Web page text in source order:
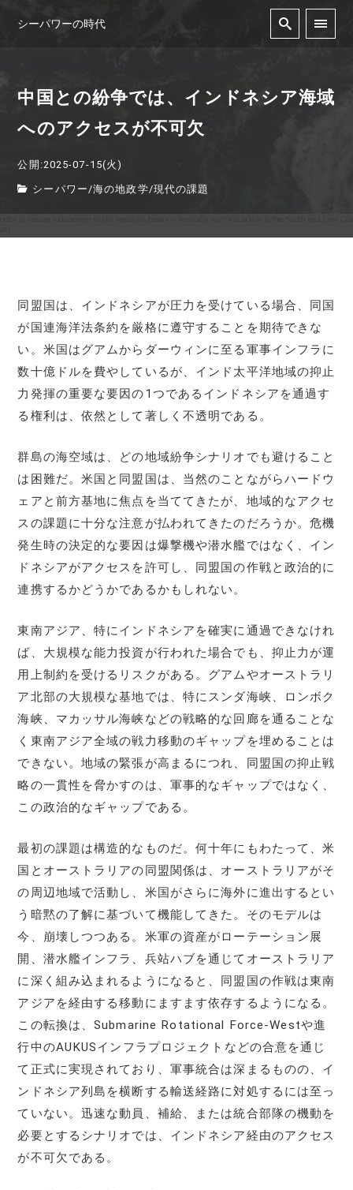
シーパワーの時代
中国との紛争では、インドネシア海域
へのアクセスが不可欠
公開:2025-07-15(火)
シーパワー /海の地政学/現代の課題
同盟国は、インドネシアが圧力を受けている場合、同国
が国連海洋法条約を厳格に遵守することを期待できな
い。米国はグアムからダーウィンに至る軍事インフラに
数十億ドルを費やしているが、インド太平洋地域の抑止
力発揮の重要な要因の1つであるインドネシアを通過す
る権利は、依然として著しく不透明である。
群島の海空域は、どの地域紛争シナリオでも避けること
は困難だ。米国と同盟国は、当然のことながらハードウ
ェアと前方基地に焦点を当ててきたが、地域的なアクセ
スの課題に十分な注意が払われてきたのだろうか。危機
発生時の決定的な要因は爆撃機や潜水艦ではなく、イン
ドネシアがアクセスを許可し、同盟国の作戦と政治的に
連携するかどうかであるかもしれない。
東南アジア、特にインドネシアを確実に通過できなけれ
ば、大規模な能力投資が行われた場合でも、抑止力が運
用上制約を受けるリスクがある。グアムやオーストラリ
ア北部の大規模な基地では、特にスンダ海峡、ロンボク
海峡、マカッサル海峡などの戦略的な回廊を通ることな
く東南アジア全域の戦力移動のギャップを埋めることは
できない。地域の緊張が高まるにつれ、同盟国の抑止戦
略の一貫性を脅かすのは、軍事的なギャップではなく、
この政治的なギャップである。
最初の課題は構造的なものだ。何十年にもわたって、米
国とオーストラリアの同盟関係は、オーストラリアがそ
の周辺地域で活動し、米国がさらに海外に進出するとい
う暗黙の了解に基づいて機能してきた。そのモデルは
今、崩壊しつつある。米軍の資産がローテーション展
開、潜水艦インフラ、兵站ハブを通じてオーストラリア
に深く組み込まれるようになると、同盟国の作戦は東南
アジアを経由する移動にますます依存するようになる。
この転換は、Submarine Rotational Force-Westや進
行中のAUKUSインフラプロジェクトなどの合意を通じ
て正式に実現されており、軍事統合は深まるものの、イ
ンドネシア列島を横断する輸送経路に対処するには至っ
ていない。迅速な動員、補給、または統合部隊の機動を
必要とするシナリオでは、インドネシア経由のアクセス
が不可欠である。